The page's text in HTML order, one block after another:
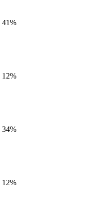
41%
12%
34%
12%